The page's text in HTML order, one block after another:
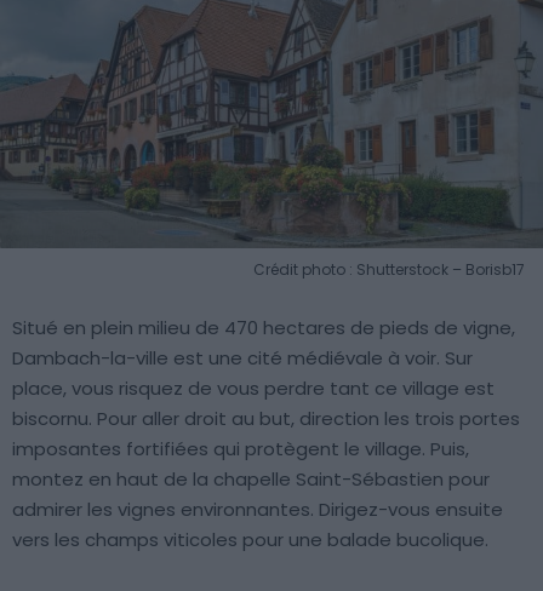
Crédit photo : Shutterstock – Borisb17
Situé en plein milieu de 470 hectares de pieds de vigne,
Dambach-la-ville est une cité médiévale à voir. Sur
place, vous risquez de vous perdre tant ce village est
biscornu. Pour aller droit au but, direction les trois portes
imposantes fortifiées qui protègent le village. Puis,
montez en haut de la chapelle Saint-Sébastien pour
admirer les vignes environnantes. Dirigez-vous ensuite
vers les champs viticoles pour une balade bucolique.